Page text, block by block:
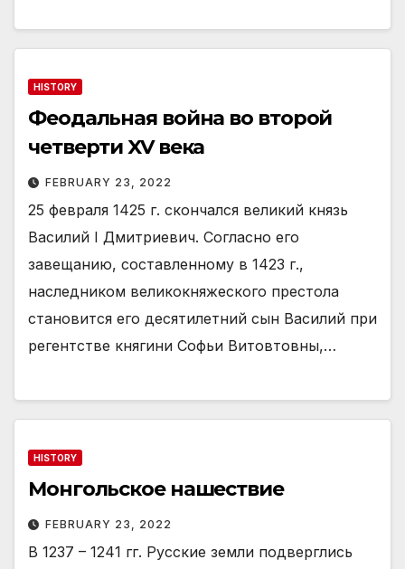
HISTORY
Феодальная война во второй
четверти XV века
FEBRUARY 23, 2022
25 февраля 1425 г. скончался великий князь
Василий I Дмитриевич. Согласно его
завещанию, составленному в 1423 г.,
наследником великокняжеского престола
становится его десятилетний сын Василий при
регентстве княгини Софьи Витовтовны,…
HISTORY
Монгольское нашествие
FEBRUARY 23, 2022
В 1237 – 1241 гг. Русские земли подверглись